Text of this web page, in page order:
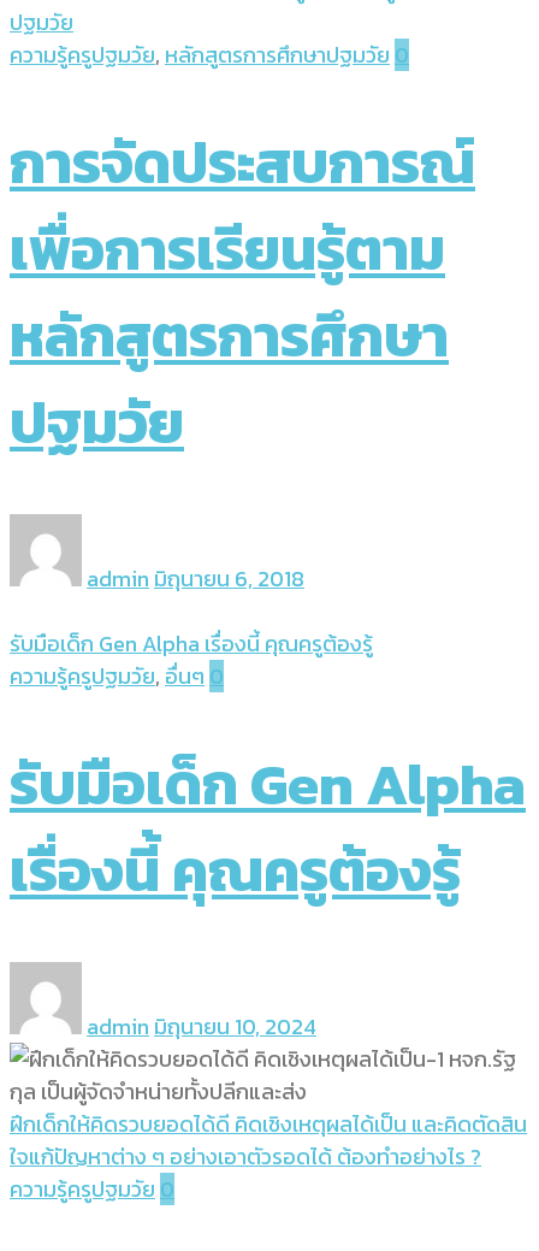
ปฐมวัย
ความรู้ครูปฐมวัย, หลักสูตรการศึกษาปฐมวัย 0
การจัดประสบการณ์
เพื่อการเรียนรู้ตาม
หลักสูตรการศึกษา
ปฐมวัย
admin มิถุนายน 6, 2018
รับมือเด็ก Gen Alpha เรื่องนี้ คุณครูต้องรู้
ความรู้ครูปฐมวัย, อื่นๆ 0
รับมือเด็ก Gen Alpha
เรื่องนี้ คุณครูต้องรู้
admin มิถุนายน 10, 2024
ฝึกเด็กให้คิดรวบยอดได้ดี คิดเชิงเหตุผลได้เป็น และคิดตัดสิน
ใจแก้ปัญหาต่าง ๆ อย่างเอาตัวรอดได้ ต้องทำอย่างไร ?
ความรู้ครูปฐมวัย 0